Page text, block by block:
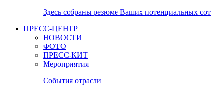
Здесь собраны резюме Ваших потенциальных
ПРЕСС-ЦЕНТР
НОВОСТИ
ФОТО
ПРЕСС-КИТ
Мероприятия
События отрасли